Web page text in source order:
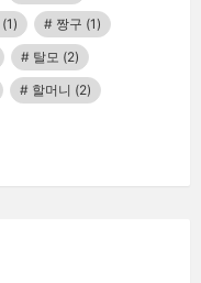
(1) 짱구 (1)
탈모 (2)
할머니 (2)